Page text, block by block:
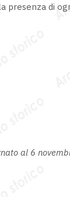
presenza di
al 6